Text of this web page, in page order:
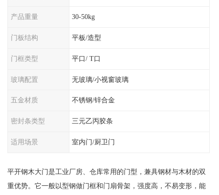
产品重量 30-50kg
门板结构 平板/造型
门框类型 平口/ T口
玻璃配置 无玻璃/小视窗玻璃
五金材质 不锈钢/锌合金
密封条类型 三元乙丙胶条
适用场景 室内门/厨卫门
平开钢木大门是工业厂房、仓库常用的门型，兼具钢材与木材的双
重优势。它一般以型钢做门框和门扇骨架，强度高，不易变形，能